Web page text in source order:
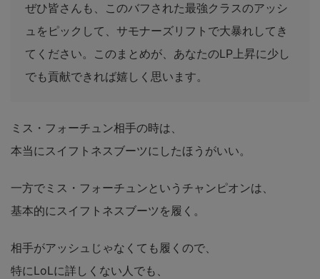
ぜひ皆さんも、このバフされた最強クラスのアッシ
ュをピックして、サモナーズリフトで大暴れしてき
てください。このまとめが、あなたのLP上昇に少し
でも貢献できれば嬉しく思います。
ミス・フォーチュン相手の時は、
本当にスイフトネスブーツにしたほうがいい。
一方でミス・フォーチュンというチャンピオンは、
基本的にスイフトネスブーツを履く。
相手がアッシュじゃなくても履くので、
特にLoLに詳しくない人でも、